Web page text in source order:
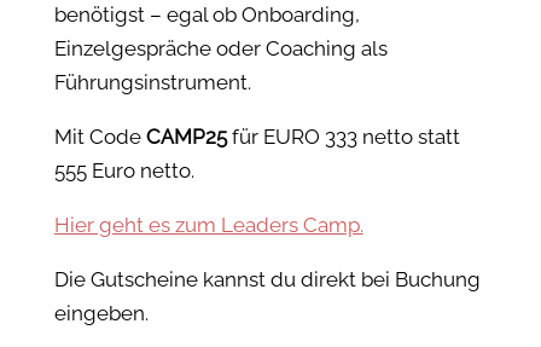
benötigst – egal ob Onboarding,
Einzelgespräche oder Coaching als
Führungsinstrument.
Mit Code CAMP25für EURO 333 netto statt
555 Euro netto.
Hier geht es zum Leaders Camp.
Die Gutscheine kannst du direkt bei Buchung
eingeben.